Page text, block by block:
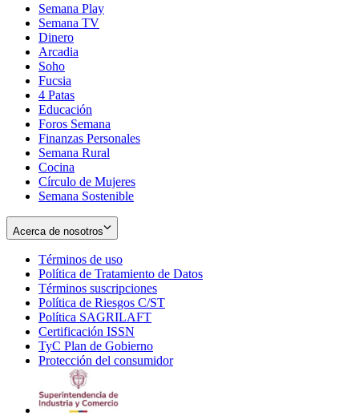
Semana Play
Semana TV
Dinero
Arcadia
Soho
in
new
window
Fucsia
in
new
window
4 Patas
Educación
Foros Semana
Finanzas Personales
Semana Rural
Cocina
Círculo de Mujeres
Semana Sostenible
Acerca de nosotros
Términos de uso
in
new
window
Política de Tratamiento de Datos
Términos suscripciones
in
Política de Riesgos C/ST
Política SAGRILAFT
new
window
Certificación ISSN
in
new
TyC Plan de Gobierno
in
Protección del consumidorOpens